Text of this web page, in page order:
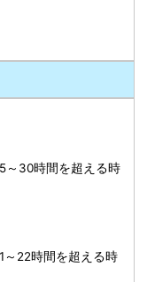
～30時間を超える時
～22時間を超える時